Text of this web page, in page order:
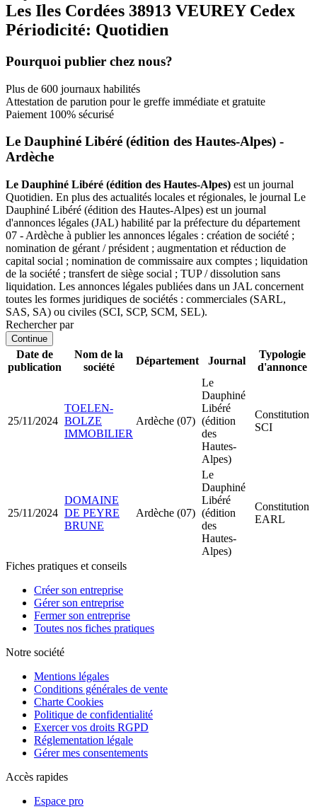
Les Iles Cordées 38913 VEUREY Cedex
Périodicité: Quotidien
Pourquoi publier chez nous?
Plus de 600 journaux habilités
Attestation de parution pour le greffe immédiate et gratuite
Paiement 100% sécurisé
Le Dauphiné Libéré (édition des Hautes-Alpes) -
Ardèche
Le Dauphiné Libéré (édition des Hautes-Alpes) est un journal
Quotidien. En plus des actualités locales et régionales, le journal Le
Dauphiné Libéré (édition des Hautes-Alpes) est un journal
d'annonces légales (JAL) habilité par la préfecture du département
07 - Ardèche à publier les annonces légales : création de société ;
nomination de gérant / président ; augmentation et réduction de
capital social ; nomination de commissaire aux comptes ; liquidation
de la société ; transfert de siège social ; TUP / dissolution sans
liquidation. Les annonces légales publiées dans un JAL concernent
toutes les formes juridiques de sociétés : commerciales (SARL,
SAS, SA) ou civiles (SCI, SCP, SCM, SEL).
Rechercher par
Continue
Date de
publication
Nom de la
société
Département Journal
Typologie
d'annonce
25/11/2024
TOELEN-
BOLZE
IMMOBILIER
Ardèche (07)
Le
Dauphiné
Libéré
(édition
des
Hautes-
Alpes)
Constitution
SCI
25/11/2024
DOMAINE
DE PEYRE
BRUNE
Ardèche (07)
Le
Dauphiné
Libéré
(édition
des
Hautes-
Alpes)
Constitution
EARL
Fiches pratiques et conseils
Créer son entreprise
Gérer son entreprise
Fermer son entreprise
Toutes nos fiches pratiques
Notre société
Mentions légales
Conditions générales de vente
Charte Cookies
Politique de confidentialité
Exercer vos droits RGPD
Réglementation légale
Gérer mes consentements
Accès rapides
Espace pro